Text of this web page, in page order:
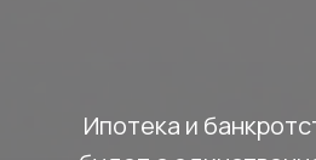
Ипотека и